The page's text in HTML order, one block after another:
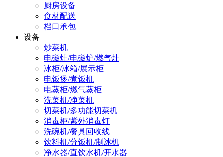
厨房设备
食材配送
档口承包
设备
炒菜机
电磁灶/电磁炉/燃气灶
冰柜/冰箱/展示柜
电饭煲/煮饭机
电蒸柜/燃气蒸柜
洗菜机/净菜机
切菜机/多功能切菜机
消毒柜/紫外消毒灯
洗碗机/餐具回收线
饮料机/分饭机/制冰机
净水器/直饮水机/开水器